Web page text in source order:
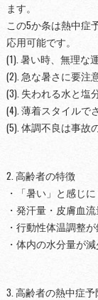
ます。
この5か条は熱中症
応用可能です。
(1). 暑い時、無理な
(2). 急な暑さに要注
(3). 失われる水と塩
(4). 薄着スタイルで
(5). 体調不良は事故
2. 高齢者の特徴
・「暑い」と感じ
・発汗量・皮膚血
・行動性体温調整
・体内の水分量が
3. 高齢者の熱中症